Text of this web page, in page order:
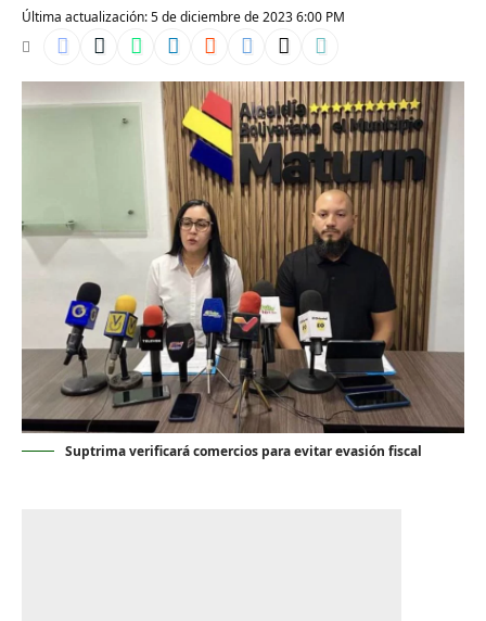
Última actualización: 5 de diciembre de 2023 6:00 PM
Suptrima verificará comercios para evitar evasión fiscal